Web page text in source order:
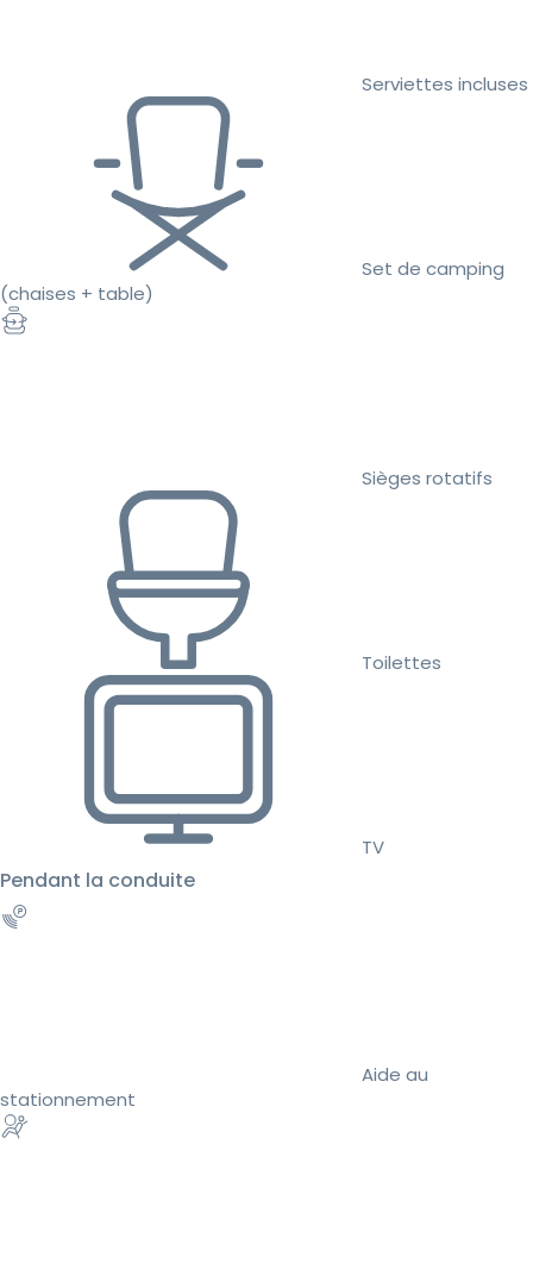
Serviettes incluses
Set de camping
(chaises + table)
Sièges rotatifs
Toilettes
TV
Pendant la conduite
Aide au
stationnement